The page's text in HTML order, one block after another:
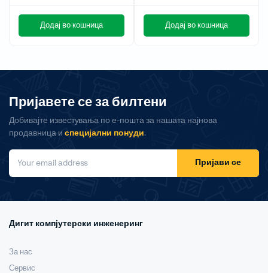
Додај во кошница Додај во кошница
Пријавете се за билтени
Добивајте известувања по е-пошта за нашата најнова
продавница и специјални понуди.
Пријави се
Дигит компјутерски инженеринг
За нас
Сервис